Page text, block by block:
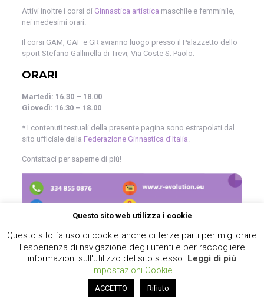
Attivi inoltre i corsi di Ginnastica artistica maschile e femminile,
nei medesimi orari.
Il corsi GAM, GAF e GR avranno luogo presso il Palazzetto dello
sport Stefano Gallinella di Trevi, Via Coste S. Paolo.
ORARI
Martedì: 16.30 – 18.00
Giovedì: 16.30 – 18.00
* I contenuti testuali della presente pagina sono estrapolati dal
sito ufficiale della Federazione Ginnastica d’Italia
Contattaci per saperne di più!
© 2020 R-evolution. All Rights Reserved.
Questo sito web utilizza i cookie
Questo sito fa uso di cookie anche di terze parti per migliorare
l’esperienza di navigazione degli utenti e per raccogliere
informazioni sull'utilizzo del sito stesso. Leggi di più
Impostazioni Cookie
ACCETTO Rifiuto